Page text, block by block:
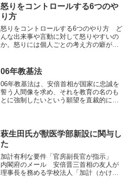
迷を深めさせている。そし...
怒りをコントロールする6つのや
り方
怒りをコントロールする6つのやり方 ど
んな出来事や言動に対して怒りやすいの
か。怒りには個人ごとの考え方の癖が影
るのは、アンガーマネジメントの第一歩
となる。 表の12の質...
06年教基法
06年教基法は、安倍首相が国家に忠誠を
誓う人間像を求め、それを教育の名のも
とに強制したいという願望を直裁的に表
って身命を捧げ、永遠に...
萩生田氏が獣医学部新設に関与し
た
加計有利な要件「官房副長官が指示」
内閣府のメール 安倍晋三首相の友人が
理事長を務める学校法人「加計（かけ）